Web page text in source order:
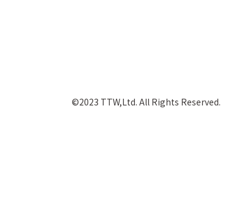
©2023 TTW,Ltd. All Rights Reserved.